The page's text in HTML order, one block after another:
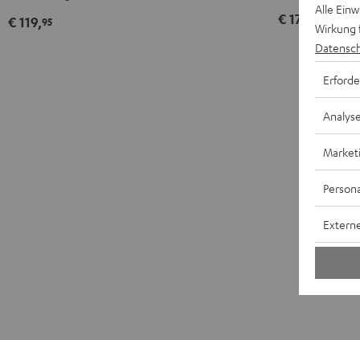
€ 119,95 € 174, 95
Alle
Wirkung
Analyse